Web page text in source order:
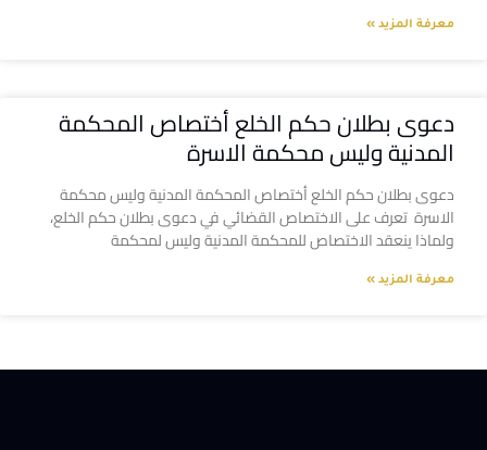
معرفة المزيد »
دعوى بطلان حكم الخلع أختصاص المحكمة
المدنية وليس محكمة الاسرة
دعوى بطلان حكم الخلع أختصاص المحكمة المدنية وليس محكمة
الاسرة تعرف على الاختصاص القضائي في دعوى بطلان حكم الخلع،
ولماذا ينعقد الاختصاص للمحكمة المدنية وليس لمحكمة
معرفة المزيد »